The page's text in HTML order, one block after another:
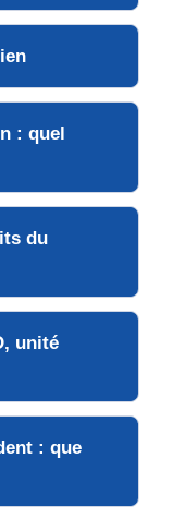
: quel
du
unité
: que